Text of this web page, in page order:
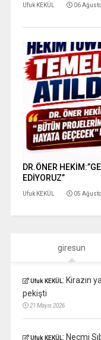
Ufuk KEKÜL 06
DR.ÖNER
EDİYORUZ”
Ufuk KEKÜL 05
giresun
Ufuk KEKÜL: Kirazın
pekişti
21 Mayıs 2026
Ufuk KEKÜL: Necmi